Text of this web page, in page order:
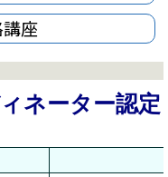
座
ネーター認定